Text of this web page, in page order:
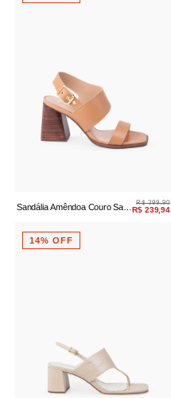
Sandália Amêndoa Couro Salto
R$ 399,90
R$ 239,94
14% OFF